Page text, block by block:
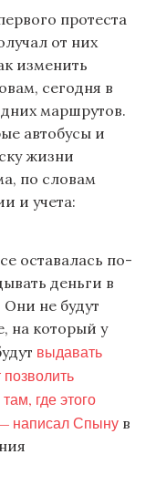
протеста
от них
изменить
сегодня в
маршрутов.
автобусы и
жизни
по словам
и учета:
оставалась по-
деньги в
не будут
на который у
выдавать
где этого
написал Спыну в